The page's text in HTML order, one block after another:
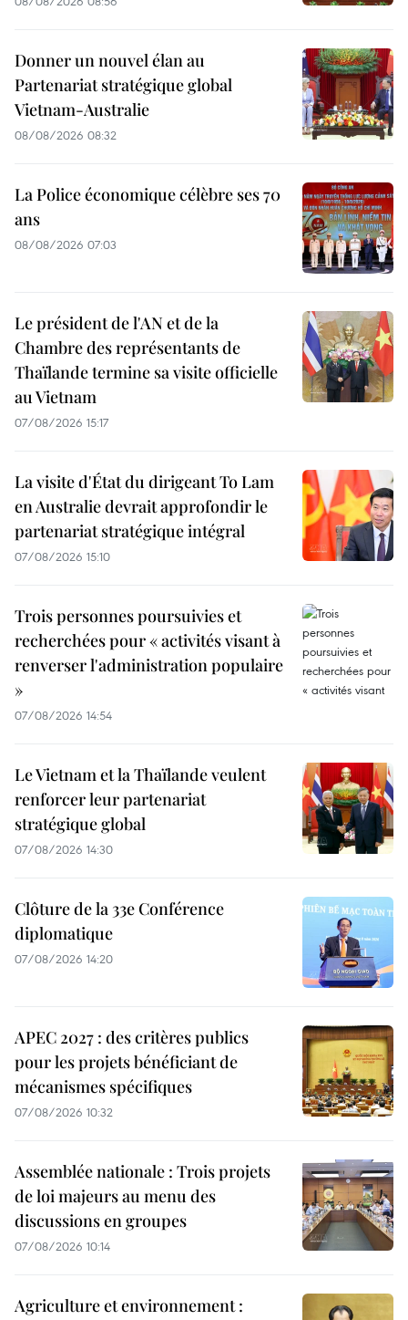
Donner un nouvel élan au
Partenariat stratégique global
Vietnam-Australie
08/08/2026 08:32
La Police économique célèbre ses 70
ans
08/08/2026 07:03
Le président de l'AN et de la
Chambre des représentants de
Thaïlande termine sa visite officielle
au Vietnam
07/08/2026 15:17
La visite d'État du dirigeant To Lam
en Australie devrait approfondir le
partenariat stratégique intégral
07/08/2026 15:10
Trois personnes poursuivies et
recherchées pour « activités visant à
renverser l'administration populaire
»
07/08/2026 14:54
Le Vietnam et la Thaïlande veulent
renforcer leur partenariat
stratégique global
07/08/2026 14:30
Clôture de la 33e Conférence
diplomatique
07/08/2026 14:20
APEC 2027 : des critères publics
pour les projets bénéficiant de
mécanismes spécifiques
07/08/2026 10:32
Assemblée nationale : Trois projets
de loi majeurs au menu des
discussions en groupes
07/08/2026 10:14
Agriculture et environnement :